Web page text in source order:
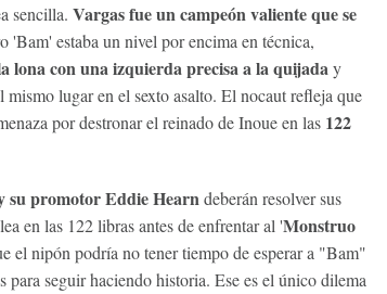
sencilla. Vargas fue un campeón valiente que se
'Bam' estaba un nivel por encima en técnica,
lona con una izquierda precisa a la quijaday
lugar en el sexto asalto. El nocaut refleja que
por destronar el reinado de Inoue en las 122
su promotor Eddie Hearndeberán resolver sus
en las 122 libras antes de enfrentar al 'Monstruo
el nipón podría no tener tiempo de esperar a "Bam"
seguir haciendo historia. Ese es el único dilema